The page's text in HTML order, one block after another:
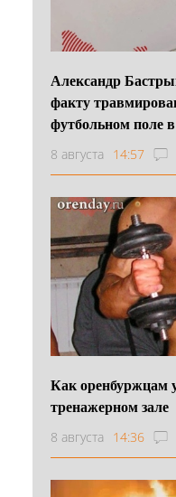
Александр
факту
футбольном поле
8 августа 14:57
Как оренбуржцам
тренажерном зале
8 августа 14:36